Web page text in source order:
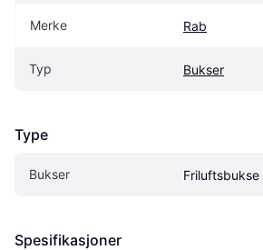
Merke Rab
Typ Bukser
Type
Bukser Friluftsbukse
Spesifikasjoner